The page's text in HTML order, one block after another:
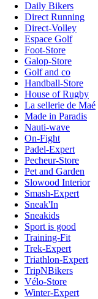
Daily Bikers
Direct Running
Direct-Volley
Espace Golf
Foot-Store
Galop-Store
Golf and co
Handball-Store
House of Rugby
La sellerie de Maé
Made in Paradis
Nauti-wave
On-Fight
Padel-Expert
Pecheur-Store
Pet and Garden
Slowood Interior
Smash-Expert
Sneak'In
Sneakids
Sport is good
Training-Fit
Trek-Expert
Triathlon-Expert
TripNBikers
Vélo-Store
Winter-Expert